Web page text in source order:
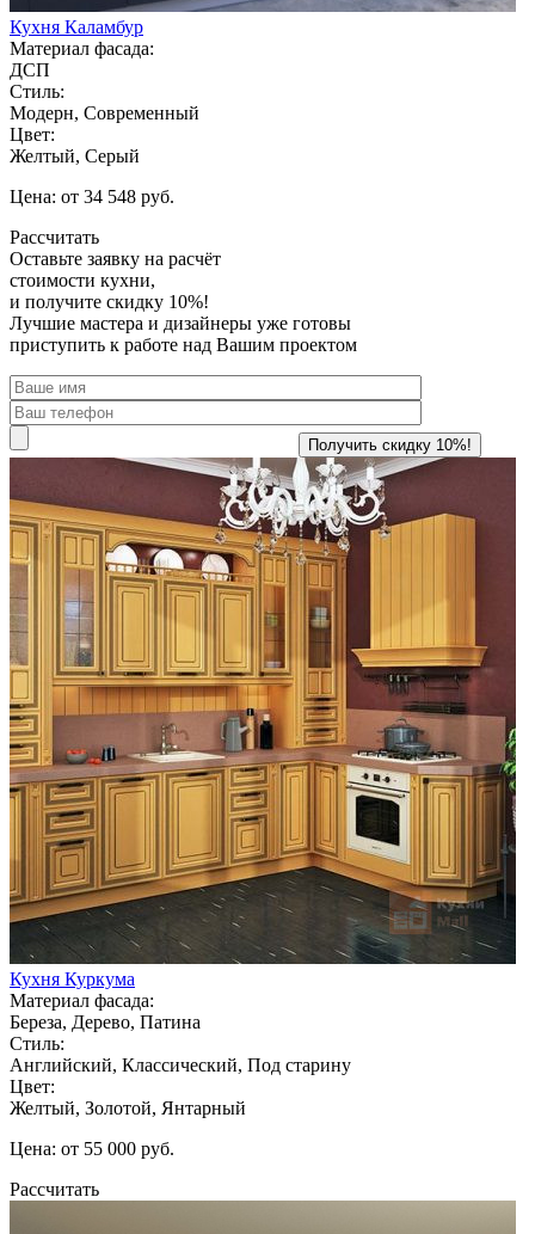
Кухня Каламбур
Материал фасада:
ДСП
Стиль:
Модерн, Современный
Цвет:
Желтый, Серый
Цена: от 34 548 руб.
Рассчитать
Оставьте заявку на расчёт
стоимости кухни,
и получите скидку 10%!
Лучшие мастера и дизайнеры уже готовы
приступить к работе над Вашим проектом
Кухня Куркума
Материал фасада:
Береза, Дерево, Патина
Стиль:
Английский, Классический, Под старину
Цвет:
Желтый, Золотой, Янтарный
Цена: от 55 000 руб.
Рассчитать